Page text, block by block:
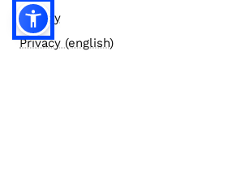
Privacy
Privacy (english)